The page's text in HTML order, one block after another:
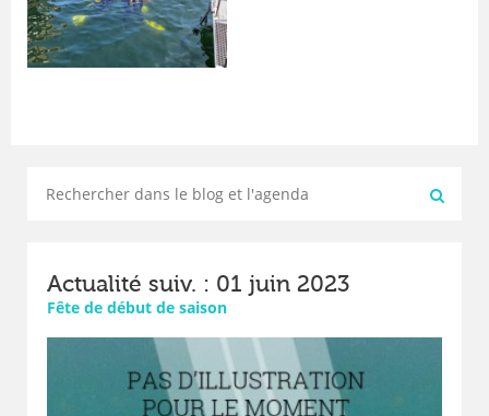
Actualité suiv. : 01 juin 2023
Fête de début de saison